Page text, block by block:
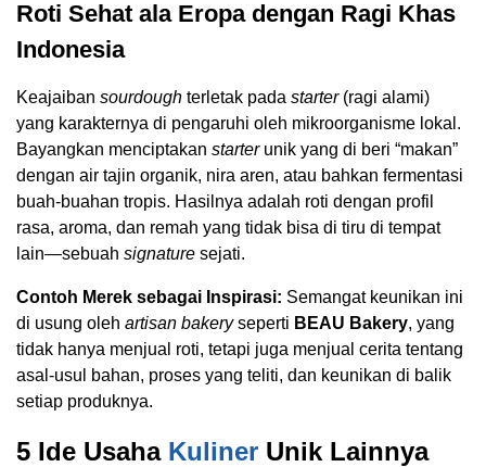
Roti Sehat ala Eropa dengan Ragi Khas
Indonesia
Keajaiban sourdough terletak pada starter(ragi alami)
yang karakternya di pengaruhi oleh mikroorganisme lokal.
Bayangkan menciptakan starterunik yang di beri “makan”
dengan air tajin organik, nira aren, atau bahkan fermentasi
buah-buahan tropis. Hasilnya adalah roti dengan profil
rasa, aroma, dan remah yang tidak bisa di tiru di tempat
lain—sebuah signature sejati.
Contoh Merek sebagai Inspirasi: Semangat keunikan ini
di usung oleh artisan bakeryseperti BEAU Bakery, yang
tidak hanya menjual roti, tetapi juga menjual cerita tentang
asal-usul bahan, proses yang teliti, dan keunikan di balik
setiap produknya.
5 Ide Usaha Kuliner Unik Lainnya